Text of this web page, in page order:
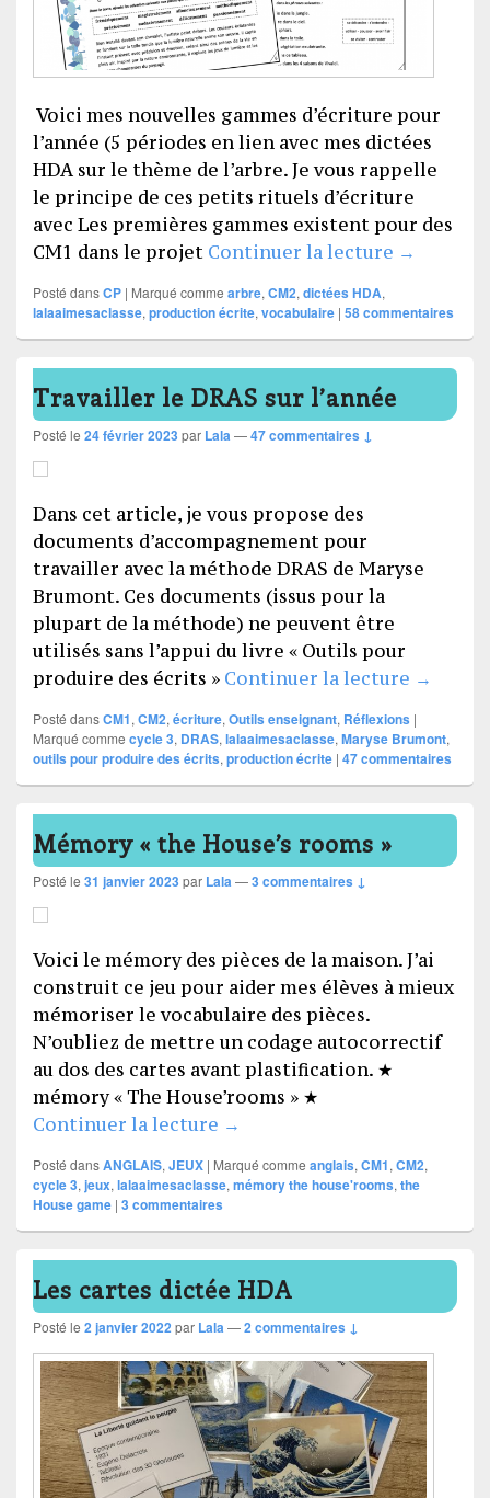
Voici mes nouvelles gammes d’écriture pour
l’année (5 périodes en lien avec mes dictées
HDA sur le thème de l’arbre. Je vous rappelle
le principe de ces petits rituels d’écriture
avec Les premières gammes existent pour des
CM1 dans le projet Continuer la lecture Gammes
→
Posté dansCP | Marqué comme arbre, CM2, dictées HDA,
lalaaimesaclasse, production écrite, vocabulaire | 58commentaires
Travailler le DRAS sur l’année
Posté le 24 février 2023 par Lala—47 commentaires ↓
Dans cet article, je vous propose des
documents d’accompagnement pour
travailler avec la méthode DRAS de Maryse
Brumont. Ces documents (issus pour la
plupart de la méthode) ne peuvent être
utilisés sans l’appui du livre « Outils pour
produire des écrits » Continuer la lecture →
Posté dansCM1, CM2, écriture, Outils enseignant, Réflexions |
Marqué comme cycle 3, DRAS, lalaaimesaclasse, Maryse Brumont,
outils pour produire des écrits, production écrite | 47commentaires
Mémory « the House’s rooms »
Posté le 31 janvier 2023 par Lala—3 commentaires ↓
Voici le mémory des pièces de la maison. J’ai
construit ce jeu pour aider mes élèves à mieux
mémoriser le vocabulaire des pièces.
N’oubliez de mettre un codage autocorrectif
au dos des cartes avant plastification. ★
mémory « The House’rooms » ★
Continuer la lecture Mémory « the House’s rooms
→
Posté dansANGLAIS, JEUX | Marqué comme anglais, CM1, CM2,
cycle 3, jeux, lalaaimesaclasse, mémory the house'rooms, the
House game | 3 commentaires
Les cartes dictée HDA
Posté le 2 janvier 2022par Lala—2 commentaires ↓